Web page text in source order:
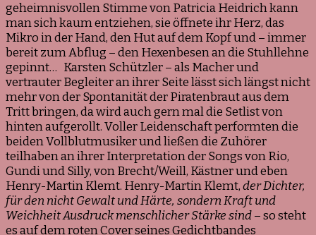
geheimnisvollen Stimme von Patricia Heidrich kann
man sich kaum entziehen, sie öffnete ihr Herz, das
Mikro in der Hand, den Hut auf dem Kopf und – immer
bereit zum Abflug – den Hexenbesen an die Stuhllehne
gepinnt… Karsten Schützler – als Macher und
vertrauter Begleiter an ihrer Seite lässt sich längst nicht
mehr von der Spontanität der Piratenbraut aus dem
Tritt bringen, da wird auch gern mal die Setlist von
hinten aufgerollt. Voller Leidenschaft performten die
beiden Vollblutmusiker und ließen die Zuhörer
teilhaben an ihrer Interpretation der Songs von Rio,
Gundi und Silly, von Brecht/Weill, Kästner und eben
Henry-Martin Klemt. Henry-Martin Klemt,der Dichter,
für den nicht Gewalt und Härte, sondern Kraft und
Weichheit Ausdruck menschlicher Stärke sind– so steht
es auf dem roten Cover seines Gedichtbandes